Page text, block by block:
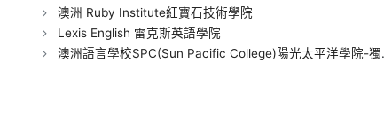
澳洲 Ruby Institute紅寶石技術學院
Lexis English 雷克斯英語學院
澳洲語言學校SPC(Sun Pacific College)陽光太平洋學院-獨立校園舍與伙食三餐全包度假式學習
【菲律賓遊學】宿
【碧瑤旅遊】浪漫